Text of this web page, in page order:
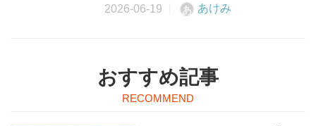
あ あけみ
おすすめ記事